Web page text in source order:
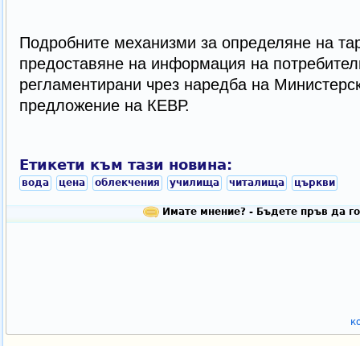
Подробните механизми за определяне на
предоставяне на информация на
регламентирани чрез наредба на
предложение на КЕВР.
Етикети към тази новина:
вода цена облекчения училища читалища църкви
Имате мнение? - Бъдете пръв да го